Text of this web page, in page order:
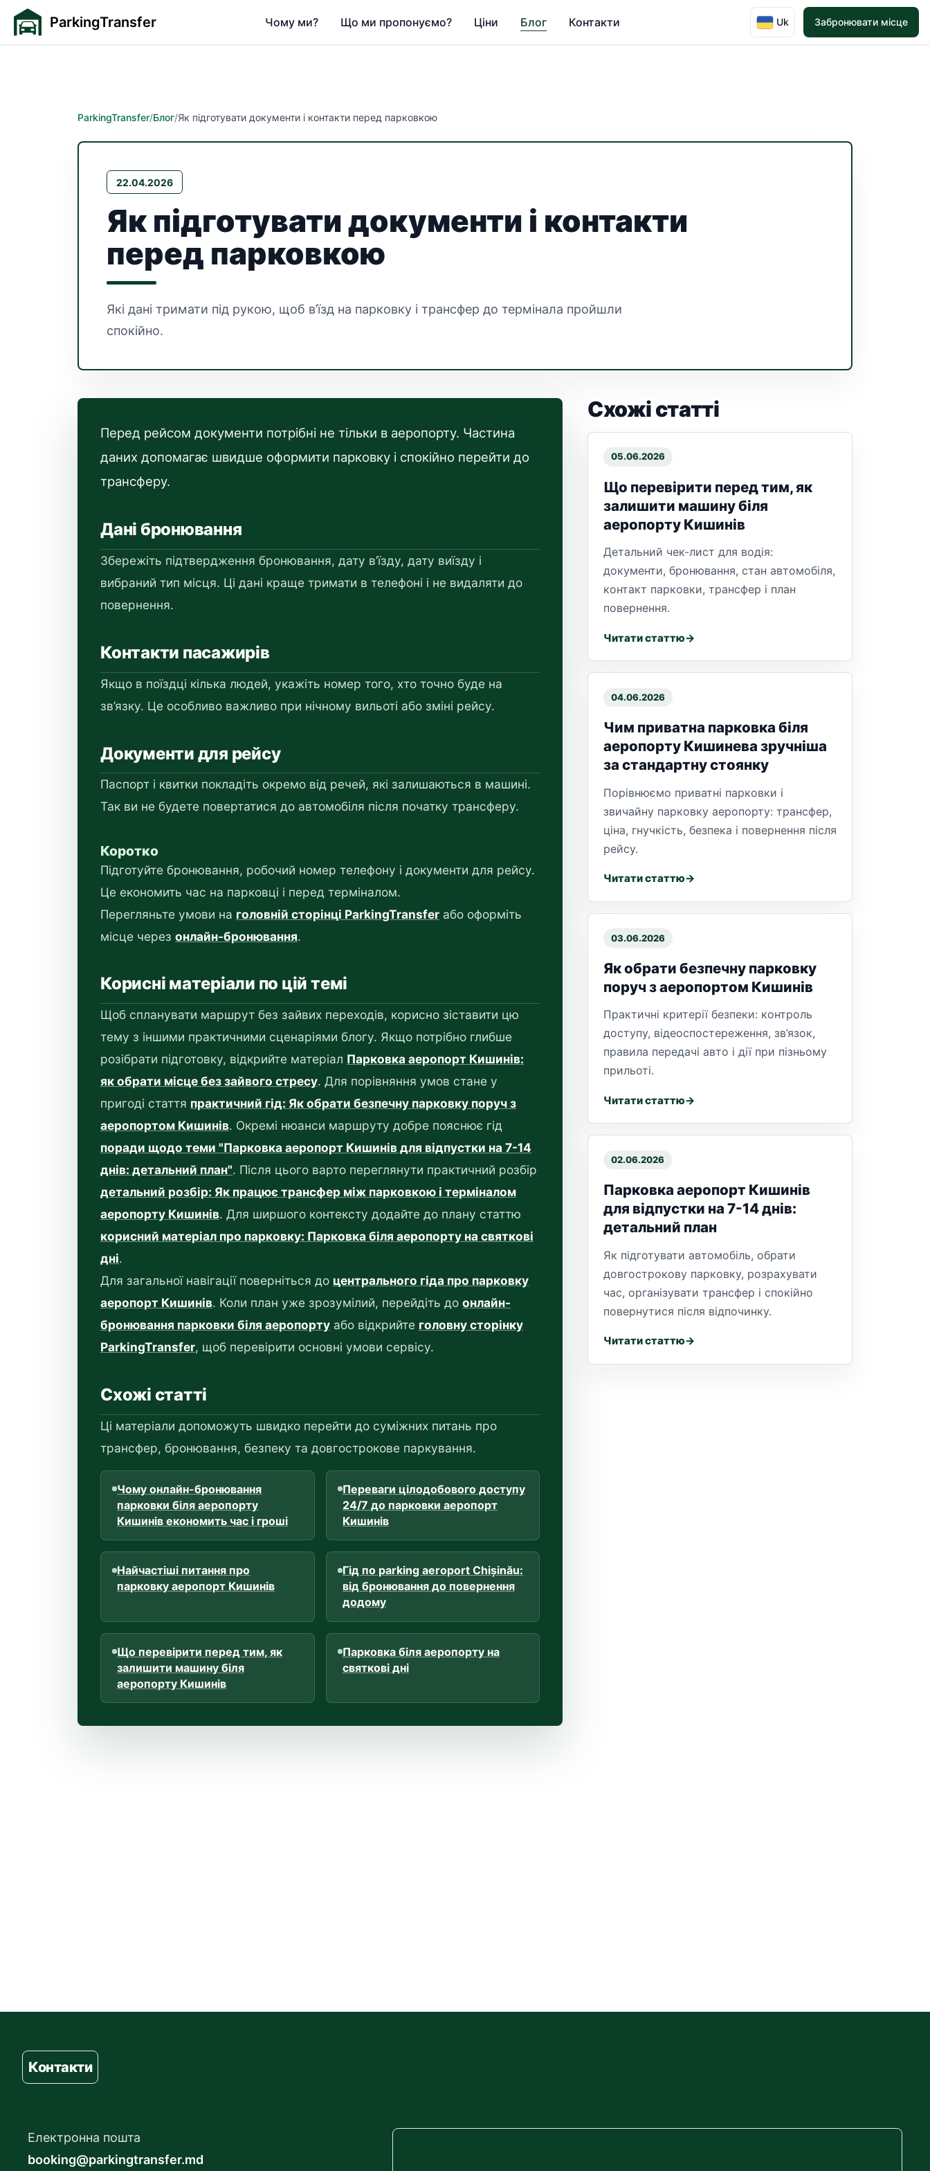
ParkingTransfer Uk Забронювати місце
Чому ми? Що ми пропонуємо? Ціни Блог Контакти
ParkingTransfer/Блог/Як підготувати документи і контакти перед парковкою
22.04.2026
Як підготувати документи і контакти
перед парковкою
Які дані тримати під рукою, щоб в’їзд на парковку і трансфер до термінала пройшли
спокійно.
Перед рейсом документи потрібні не тільки в аеропорту. Частина
даних допомагає швидше оформити парковку і спокійно перейти до
трансферу.
Дані бронювання
Збережіть підтвердження бронювання, дату в’їзду, дату виїзду і
вибраний тип місця. Ці дані краще тримати в телефоні і не видаляти до
повернення.
Контакти пасажирів
Якщо в поїздці кілька людей, укажіть номер того, хто точно буде на
зв’язку. Це особливо важливо при нічному вильоті або зміні рейсу.
Документи для рейсу
Паспорт і квитки покладіть окремо від речей, які залишаються в машині.
Так ви не будете повертатися до автомобіля після початку трансферу.
Коротко
Підготуйте бронювання, робочий номер телефону і документи для рейсу.
Це економить час на парковці і перед терміналом.
Перегляньте умови на головній сторінці ParkingTransfer або оформіть
місце через онлайн-бронювання.
Корисні матеріали по цій темі
Щоб спланувати маршрут без зайвих переходів, корисно зіставити цю
тему з іншими практичними сценаріями блогу. Якщо потрібно глибше
розібрати підготовку, відкрийте матеріал Парковка аеропорт Кишинів:
як обрати місце без зайвого стресу. Для порівняння умов стане у
пригоді стаття практичний гід: Як обрати безпечну парковку поруч з
аеропортом Кишинів. Окремі нюанси маршруту добре пояснює гід
поради щодо теми "Парковка аеропорт Кишинів для відпустки на 7-14
днів: детальний план". Після цього варто переглянути практичний розбір
детальний розбір: Як працює трансфер між парковкою і терміналом
аеропорту Кишинів. Для ширшого контексту додайте до плану статтю
корисний матеріал про парковку: Парковка біля аеропорту на святкові
дні.
Для загальної навігації поверніться до центрального гіда про парковку
аеропорт Кишинів. Коли план уже зрозумілий, перейдіть до онлайн-
бронювання парковки біля аеропорту або відкрийте головну сторінку
ParkingTransfer, щоб перевірити основні умови сервісу.
Схожі статті
Ці матеріали допоможуть швидко перейти до суміжних питань про
трансфер, бронювання, безпеку та довгострокове паркування.
Чому онлайн-бронювання
парковки біля аеропорту
Кишинів економить час і гроші
Переваги цілодобового доступу
24/7 до парковки аеропорт
Кишинів
Найчастіші питання про
парковку аеропорт Кишинів
Гід по parking aeroport Chișinău:
від бронювання до повернення
додому
Що перевірити перед тим, як
залишити машину біля
аеропорту Кишинів
Парковка біля аеропорту на
святкові дні
Схожі статті
05.06.2026
Що перевірити перед тим, як
залишити машину біля
аеропорту Кишинів
Детальний чек-лист для водія:
документи, бронювання, стан автомобіля,
контакт парковки, трансфер і план
повернення.
Читати статтю
04.06.2026
Чим приватна парковка біля
аеропорту Кишинева зручніша
за стандартну стоянку
Порівнюємо приватні парковки і
звичайну парковку аеропорту: трансфер,
ціна, гнучкість, безпека і повернення після
рейсу.
Читати статтю
03.06.2026
Як обрати безпечну парковку
поруч з аеропортом Кишинів
Практичні критерії безпеки: контроль
доступу, відеоспостереження, зв’язок,
правила передачі авто і дії при пізньому
прильоті.
Читати статтю
02.06.2026
Парковка аеропорт Кишинів
для відпустки на 7-14 днів:
детальний план
Як підготувати автомобіль, обрати
довгострокову парковку, розрахувати
час, організувати трансфер і спокійно
повернутися після відпочинку.
Читати статтю
Контакти
Електронна пошта
booking@parkingtransfer.md